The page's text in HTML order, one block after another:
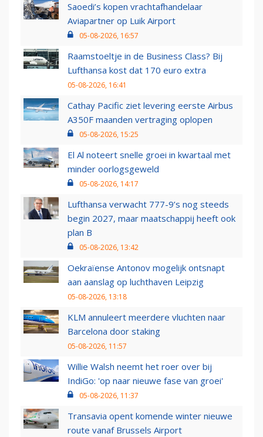
Saoedi’s kopen vrachtafhandelaar
Aviapartner op Luik Airport
05-08-2026, 16:57
Raamstoeltje in de Business Class? Bij
Lufthansa kost dat 170 euro extra
05-08-2026, 16:41
Cathay Pacific ziet levering eerste Airbus
A350F maanden vertraging oplopen
05-08-2026, 15:25
El Al noteert snelle groei in kwartaal met
minder oorlogsgeweld
05-08-2026, 14:17
Lufthansa verwacht 777-9’s nog steeds
begin 2027, maar maatschappij heeft ook
plan B
05-08-2026, 13:42
Oekraïense Antonov mogelijk ontsnapt
aan aanslag op luchthaven Leipzig
05-08-2026, 13:18
KLM annuleert meerdere vluchten naar
Barcelona door staking
05-08-2026, 11:57
Willie Walsh neemt het roer over bij
IndiGo: 'op naar nieuwe fase van groei'
05-08-2026, 11:37
Transavia opent komende winter nieuwe
route vanaf Brussels Airport